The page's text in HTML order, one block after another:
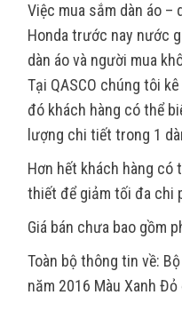
Việc mua sắm dàn áo –
Honda trước nay nước
dàn áo và người mua
Tại QASCO chúng tôi
đó khách hàng có thể
lượng chi tiết trong 1
Hơn hết khách hàng có
thiết để giảm tối đa chi
Giá bán chưa bao gồm
Toàn bộ thông tin về:
năm 2016 Màu Xanh